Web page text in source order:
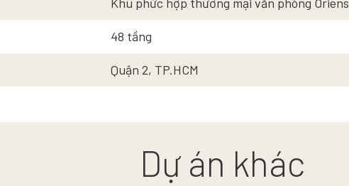
48 tầng
Quận 2, TP.HCM
Dự án khác